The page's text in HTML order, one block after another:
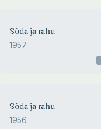
Sõda ja rahu
1957
Sõda ja rahu
1956